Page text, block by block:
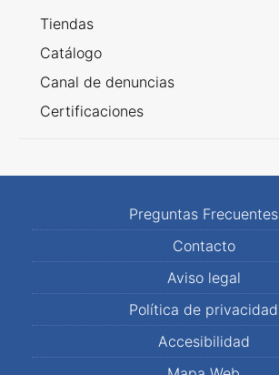
Tiendas
Catálogo
Canal de denuncias
Certificaciones
Preguntas Frecuentes
Contacto
Aviso legal
Política de privacidad
Accesibilidad